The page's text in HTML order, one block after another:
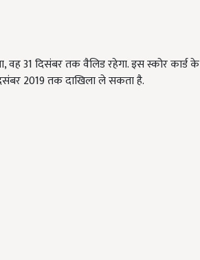
वह 31 दिसंबर तक वैलिड रहेगा. इस स्कोर कार्ड के
2019 तक दाखिला ले सकता है.